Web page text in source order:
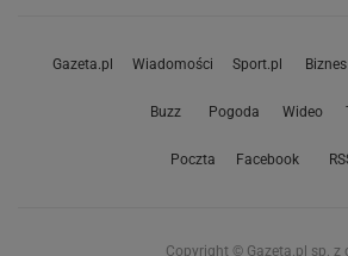
Gazeta.pl Wiadomości Sport.pl Biznes
Buzz Pogoda Wideo
Poczta Facebook
Copyright © Gazeta.pl sp. z